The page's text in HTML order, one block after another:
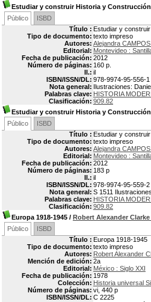
Estudiar y construir Historia y
Público
ISBD
Título : Estudiar y
Tipo de documento: texto impreso
Autores: Alejandra
Editorial: Montevideo :
Fecha de publicación: 2012
Número de páginas: 160 p.
Il.: il
ISBN/ISSN/DL: 978-9974-95-556-1
Nota general: Ilustraciones:
Palabras clave: HISTORIA
Clasificación: 909.82
Estudiar y construir Historia y
Público
ISBD
Título : Estudiar y
Tipo de documento: texto impreso
Autores: Alejandra
Editorial: Montevideo :
Fecha de publicación: 2012
Número de páginas: 183 p
Il.: il
ISBN/ISSN/DL: 978-9974-95-559-2
Nota general: S 1511
Palabras clave: HISTORIA
Clasificación: 909.82
Europa 1918-1945 / Robert Alexander Clarke
Público
ISBD
Título : Europa 1918-1945
Tipo de documento: texto impreso
Autores: Robert Alexander
Mención de edición: 2a
Editorial: México : Siglo XXI
Fecha de publicación: 1978
Colección: Historia universal
Número de páginas: vi, 440 p
ISBN/ISSN/DL: C 2225